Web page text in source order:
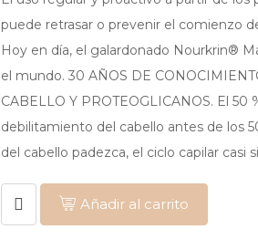
puede retrasar o prevenir el comienzo
Hoy en día, el galardonado Nourkrin®
el mundo. 30 AÑOS DE
CABELLO Y PROTEOGLICANOS. El
debilitamiento del cabello antes de los
del cabello padezca, el ciclo capilar casi
Añadir al carrito